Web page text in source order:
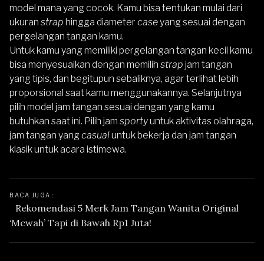
model mana yang cocok. Kamu bisa tentukan mulai dari
ukuran strap hingga diameter caseyang sesuai dengan
pergelangan tangan kamu.
Untuk kamu yang memiliki pergelangan tangan kecil kamu
bisa menyesuaikan dengan memilih strap jam tangan
yang tipis, dan begitupun sebaliknya, agar terlihat lebih
proporsional saat kamu menggunakannya. Selanjutnya
pilih model jam tangan sesuai dengan yang kamu
butuhkan saat ini. Pilih jam sportyuntuk aktivitas olahraga,
jam tangan yang casualuntuk bekerja dan jam tangan
klasik untuk acara istimewa.
BACA JUGA :
Rekomendasi 5 Merk Jam Tangan Wanita Original
‘Mewah’ Tapi di Bawah Rp1 Juta!